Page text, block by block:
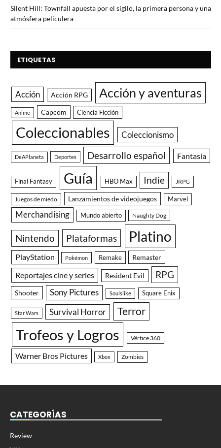
Silent Hill: Townfall apuesta por el sigilo, la primera persona y una
atmósfera peliculera
ETIQUETAS
Acción Acción RPG Acción y aventuras
Anime Capcom Ciencia Ficción
Coleccionables Coleccionismo
DeAPlaneta Deportes Desarrollo español Fantasía
Final Fantasy Guía HBO Max Indie JRPG
Juegos de miedo Lanzamientos de videojuegos Marvel
Merchandising Mundo abierto Naughty Dog
Nintendo Plataformas Platino
PlayStation Pokémon Remake Remaster
Reportajes cine y series Resident Evil RPG
Shooter Sony Pictures Soulslike Square Enix
Star Wars Survival Horror Terror
Trofeos y Logros Vértice 360
Warner Bros Pictures Xbox Zombies
CATEGORÍAS
Review